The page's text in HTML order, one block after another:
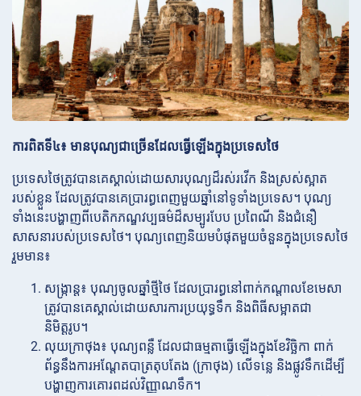
ការពិតទី៤៖ មានបុណ្យជាច្រើនដែលធ្វើឡើងក្នុងប្រទេសថៃ
ប្រទេសថៃត្រូវបានគេស្គាល់ដោយសារបុណ្យដ៏រស់រវើក និងស្រស់ស្អាត
របស់ខ្លួន ដែលត្រូវបានគេប្រារព្ធពេញមួយឆ្នាំនៅទូទាំងប្រទេស។ បុណ្យ
ទាំងនេះបង្ហាញពីបេតិកភណ្ឌវប្បធម៌ដ៏សម្បូរបែប ប្រពៃណី និងជំនឿ
សាសនារបស់ប្រទេសថៃ។ បុណ្យពេញនិយមបំផុតមួយចំនួនក្នុងប្រទេសថៃ
រួមមាន៖
សង្ក្រាន្ត៖ បុណ្យចូលឆ្នាំថ្មីថៃ ដែលប្រារព្ធនៅពាក់កណ្តាលខែមេសា
ត្រូវបានគេស្គាល់ដោយសារការប្រយុទ្ធទឹក និងពិធីសម្អាតជា
និមិត្តរូប។
លុយក្រាថុង៖ បុណ្យពន្លឺ ដែលជាធម្មតាធ្វើឡើងក្នុងខែវិច្ឆិកា ពាក់
ព័ន្ធនឹងការអណ្តែតបាត្រតុបតែង (ក្រាថុង) លើទន្លេ និងផ្លូវទឹកដើម្បី
បង្ហាញការគោរពដល់វិញ្ញាណទឹក។